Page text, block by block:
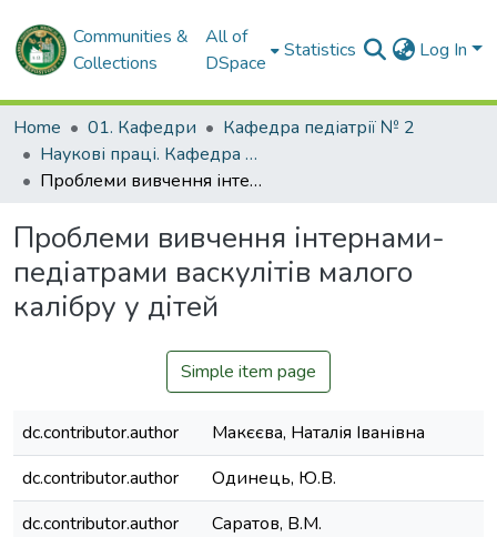
Communities &
Collections
All of
DSpace
Statistics Log In
Home 01. Кафедри
Кафедра педіатрії № 2
Наукові праці. Кафедра педіатрії № 2
Проблеми вивчення інтернами-педіатрами васкулітів малого калібру у дітей
Проблеми вивчення інтернами-
педіатрами васкулітів малого
калібру у дітей
Simple item page
dc.contributor.author
Макєєва, Наталія Іванівна
dc.contributor.author
Одинець, Ю.В.
dc.contributor.author
Саратов, В.М.